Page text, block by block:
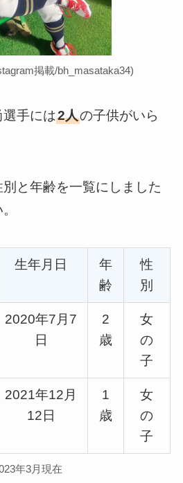
掲載/bh_masataka34)
手には2人の子供がいら
と年齢を一覧にしました
生年月日
年
齢
性
別
2020年7月7
日
2
歳
女
の
子
2021年12月
12日
1
歳
女
の
子
年3月現在